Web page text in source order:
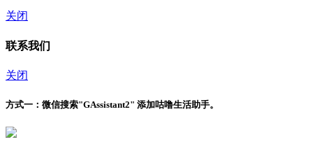
关闭
联系我们
关闭
方式一： 微信搜索"GAssistant2" 添加咕噜生活助手。